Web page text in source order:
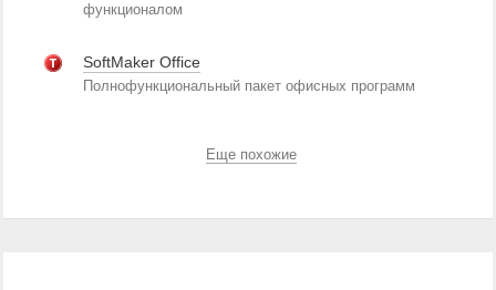
функционалом
SoftMaker Office
Полнофункциональный пакет офисных программ
Еще похожие